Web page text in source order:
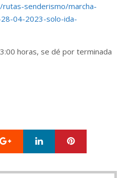
senderismo/marcha-
04-2023-solo-ida-
horas, se dé por terminada
Google+ LinkedIn